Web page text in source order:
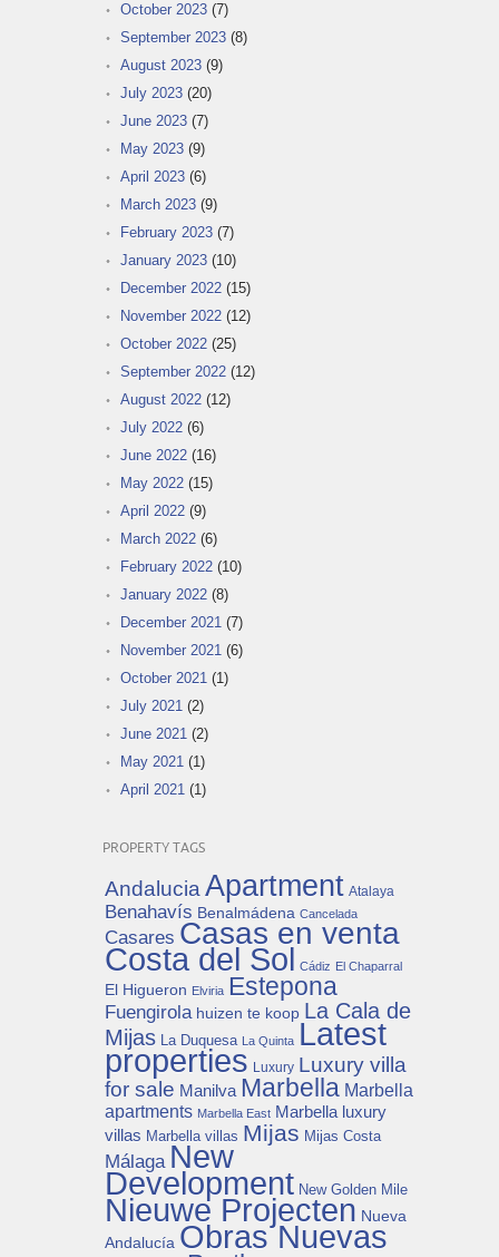
October 2023 (7)
September 2023 (8)
August 2023 (9)
July 2023 (20)
June 2023 (7)
May 2023 (9)
April 2023 (6)
March 2023 (9)
February 2023 (7)
January 2023 (10)
December 2022 (15)
November 2022 (12)
October 2022 (25)
September 2022 (12)
August 2022 (12)
July 2022 (6)
June 2022 (16)
May 2022 (15)
April 2022 (9)
March 2022 (6)
February 2022 (10)
January 2022 (8)
December 2021 (7)
November 2021 (6)
October 2021 (1)
July 2021 (2)
June 2021 (2)
May 2021 (1)
April 2021 (1)
PROPERTY TAGS
Andalucia Apartment Atalaya
Benahavís Benalmádena Cancelada
Casares Casas en venta
Costa del Sol Cádiz El Chaparral
El Higueron Elviria Estepona
Fuengirola huizen te koop La Cala de
Mijas La Duquesa La Quinta Latest
properties Luxury Luxury villa
for sale Manilva Marbella Marbella
apartments Marbella East Marbella luxury
villas Marbella villas Mijas Mijas Costa
Málaga New
Development New Golden Mile
Nieuwe Projecten Nueva
Andalucía Obras Nuevas